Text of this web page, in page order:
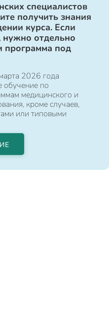
специалистов
получить знания
курса. Если
нужно отдельно
программа под
2026 года
обучение по
медицинского и
кроме случаев,
или типовыми